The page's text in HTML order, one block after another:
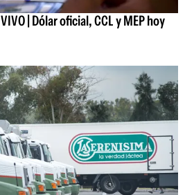
| Dólar oficial, CCL y MEP hoy